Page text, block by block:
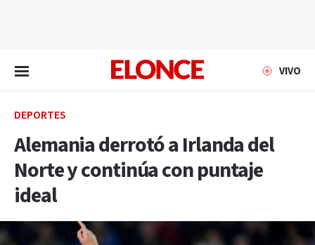
VIVO
DEPORTES
Alemania derrotó a Irlanda del
Norte y continúa con puntaje
ideal